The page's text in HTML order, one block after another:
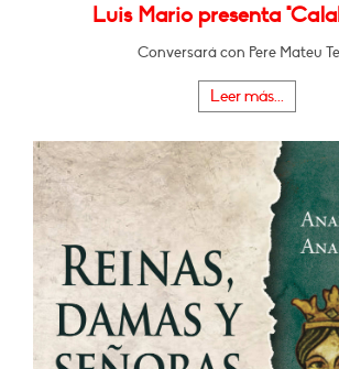
Luis Mario presenta
Conversará con Pere Mateu
Leer más...